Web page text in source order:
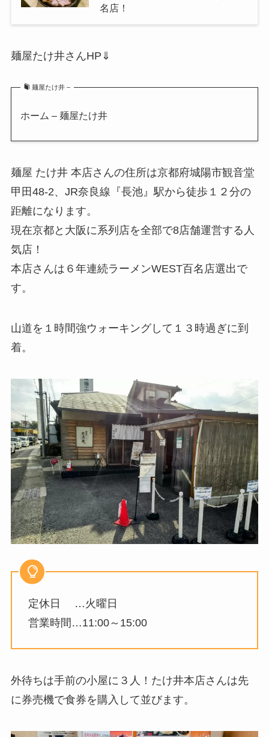
名店！
麺屋たけ井さんHP⇓
麺屋たけ井 –
ホーム – 麺屋たけ井
麺屋 たけ井 本店さんの住所は京都府城陽市観音堂
甲田48-2、JR奈良線『長池』駅から徒歩１２分の
距離になります。
現在京都と大阪に系列店を全部で8店舗運営する人
気店！
本店さんは６年連続ラーメンWEST百名店選出で
す。
山道を１時間強ウォーキングして１３時過ぎに到
着。
定休日 …火曜日
営業時間…11:00～15:00
外待ちは手前の小屋に３人！たけ井本店さんは先
に券売機で食券を購入して並びます。